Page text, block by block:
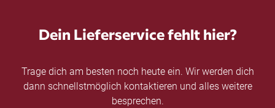
Dein Lieferservice fehlt hier?
Trage dich am besten noch heute ein. Wir werden dich
dann schnellstmöglich kontaktieren und alles weitere
besprechen.